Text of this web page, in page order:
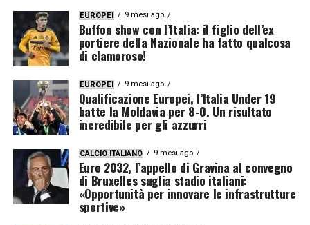
EUROPEI 9 mesi ago
Buffon show con l’Italia: il figlio dell’ex
portiere della Nazionale ha fatto qualcosa
di clamoroso!
EUROPEI 9 mesi ago
Qualificazione Europei, l’Italia Under 19
batte la Moldavia per 8-0. Un risultato
incredibile per gli azzurri
CALCIO ITALIANO 9 mesi ago
Euro 2032, l’appello di Gravina al convegno
di Bruxelles suglia stadio italiani:
«Opportunità per innovare le infrastrutture
sportive»